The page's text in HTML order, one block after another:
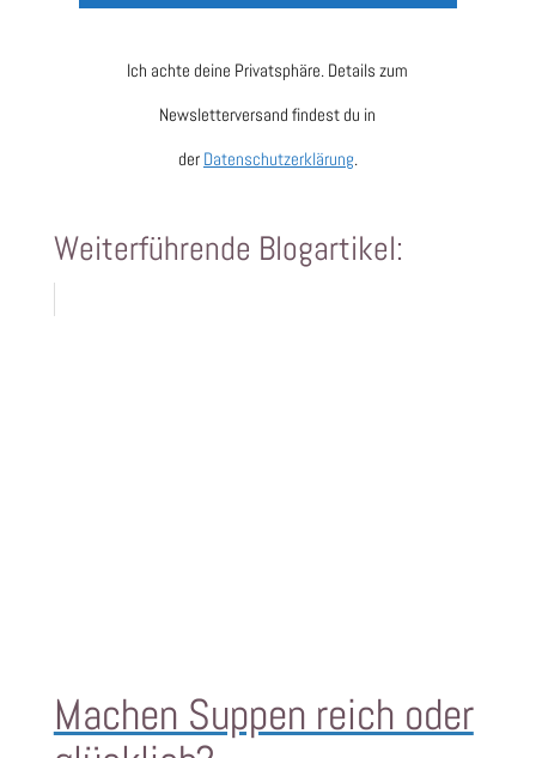
Ich achte deine Privatsphäre. Details zum
Newsletterversand findest du in
der Datenschutzerklärung.
Weiterführende Blogartikel:
Machen Suppen reich oder